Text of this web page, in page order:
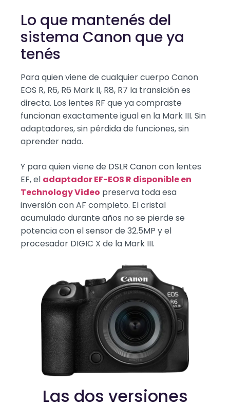
Lo que mantenés del
sistema Canon que ya
tenés
Para quien viene de cualquier cuerpo Canon
EOS R, R6, R6 Mark II, R8, R7 la transición es
directa. Los lentes RF que ya compraste
funcionan exactamente igual en la Mark III. Sin
adaptadores, sin pérdida de funciones, sin
aprender nada.
Y para quien viene de DSLR Canon con lentes
EF, el adaptador EF-EOS R disponible en
Technology Video preserva toda esa
inversión con AF completo. El cristal
acumulado durante años no se pierde se
potencia con el sensor de 32.5MP y el
procesador DIGIC X de la Mark III.
Las dos versiones